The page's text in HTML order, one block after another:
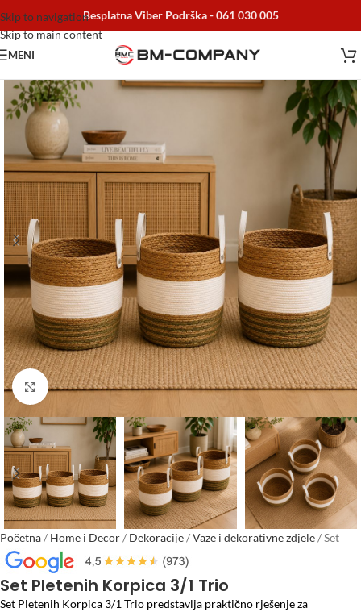
Skip to navigation
Skip to main content
Besplatna Viber Podrška -061 030 005
MENI
Click to enlarge
Početna/ Home i Decor/ Dekoracije/Vaze i dekorativne zdjele/Set
Pletenih Korpica 3/1 Trio
Set Pletenih Korpica 3/1 Trio
Set Pletenih Korpica 3/1 Trio predstavlja praktično rješenje za